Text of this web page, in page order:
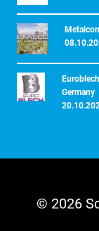
Germany
© 2026